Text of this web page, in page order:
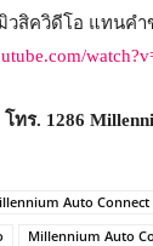
วสิควิดีโอ แทนค
โทร. 1286
Auto Connect
Millennium Auto